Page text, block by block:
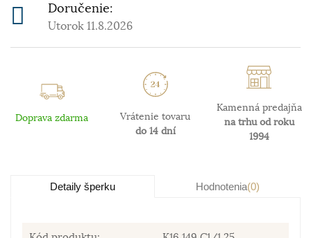
Doručenie:
Utorok 11.8.2026
Doprava zdarma
Vrátenie tovaru
do 14 dní
Kamenná predajňa
na trhu od roku
1994
Detaily šperku Hodnotenia(0)